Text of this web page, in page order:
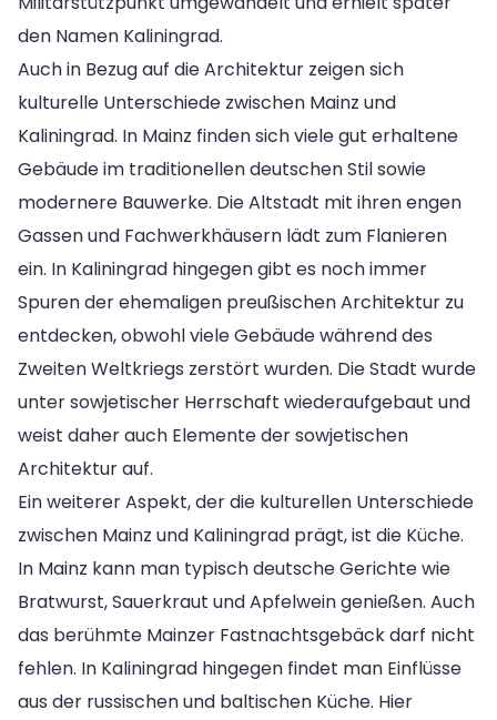
den Namen Kaliningrad.
Auch in Bezug auf die Architektur zeigen sich
kulturelle Unterschiede zwischen Mainz und
Kaliningrad. In Mainz finden sich viele gut erhaltene
Gebäude im traditionellen deutschen Stil sowie
modernere Bauwerke. Die Altstadt mit ihren engen
Gassen und Fachwerkhäusern lädt zum Flanieren
ein. In Kaliningrad hingegen gibt es noch immer
Spuren der ehemaligen preußischen Architektur zu
entdecken, obwohl viele Gebäude während des
Zweiten Weltkriegs zerstört wurden. Die Stadt wurde
unter sowjetischer Herrschaft wiederaufgebaut und
weist daher auch Elemente der sowjetischen
Architektur auf.
Ein weiterer Aspekt, der die kulturellen Unterschiede
zwischen Mainz und Kaliningrad prägt, ist die Küche.
In Mainz kann man typisch deutsche Gerichte wie
Bratwurst, Sauerkraut und Apfelwein genießen. Auch
das berühmte Mainzer Fastnachtsgebäck darf nicht
fehlen. In Kaliningrad hingegen findet man Einflüsse
aus der russischen und baltischen Küche. Hier